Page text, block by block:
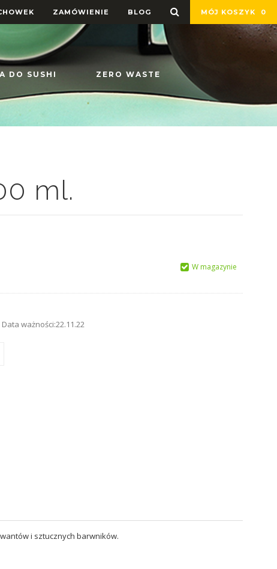
MÓJ KOSZYK 0
ZAMÓWIENIE BLOG
DO SUSHI ZERO WASTE
ml.
W magazynie
ważności:22.11.22
i sztucznych barwników.